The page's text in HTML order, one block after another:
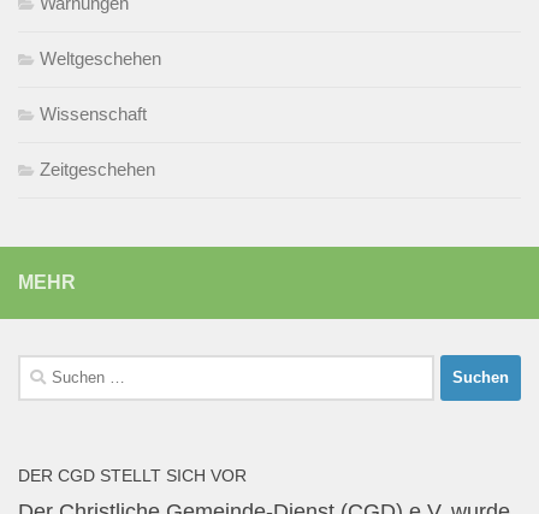
Weltgeschehen
Wissenschaft
Zeitgeschehen
MEHR
Suchen
nach:
DER CGD STELLT SICH VOR